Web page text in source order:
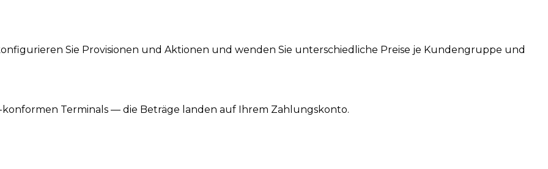
Sie Provisionen und Aktionen und wenden Sie unterschiedliche Preise je Kundengruppe und
Terminals — die Beträge landen auf Ihrem Zahlungskonto.